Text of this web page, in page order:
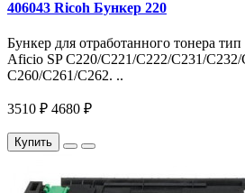
406043 Ricoh Бункер 220
Бункер для отработанного тонера
Aficio SP C220/C221/C222/C231/
С260/С261/С262. ..
3510 ₽ 4680 ₽
Купить